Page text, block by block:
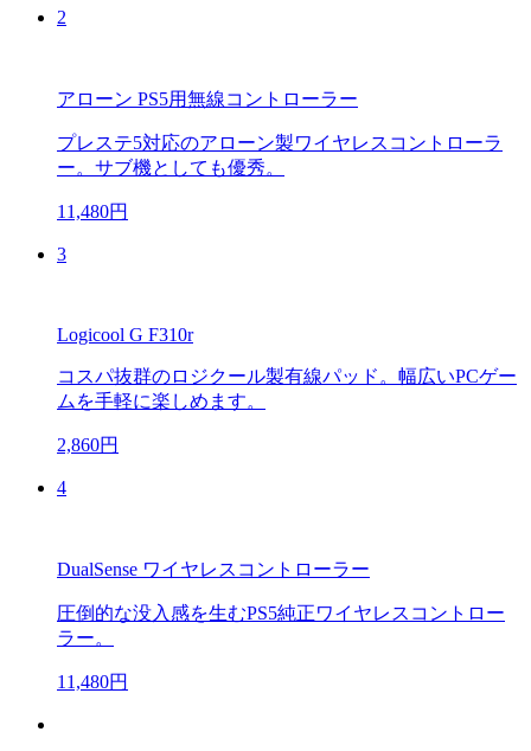
2
アローン PS5用無線コントローラー
プレステ5対応のアローン製ワイヤレスコントローラ
ー。サブ機としても優秀。
11,480円
3
Logicool G F310r
コスパ抜群のロジクール製有線パッド。幅広いPCゲー
ムを手軽に楽しめます。
2,860円
4
DualSense ワイヤレスコントローラー
圧倒的な没入感を生むPS5純正ワイヤレスコントロー
ラー。
11,480円